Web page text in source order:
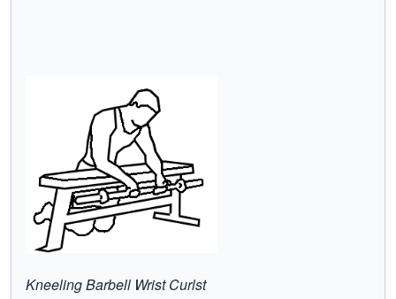
Kneeling Barbell Wrist Curlst